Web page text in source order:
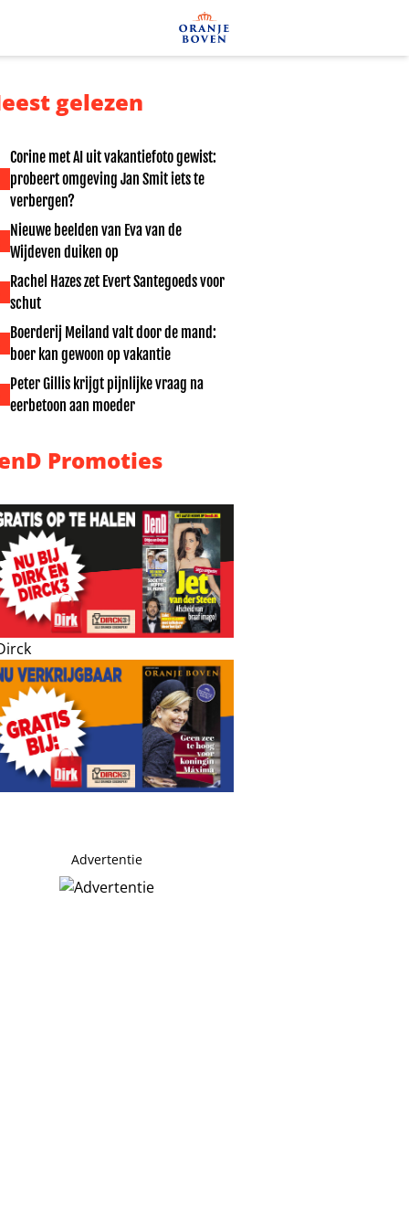
gelezen
Corine met AI uit vakantiefoto gewist:
probeert omgeving Jan Smit iets te
verbergen?
Nieuwe beelden van Eva van de
Wijdeven duiken op
Rachel Hazes zet Evert Santegoeds voor
schut
Boerderij Meiland valt door de mand:
boer kan gewoon op vakantie
Peter Gillis krijgt pijnlijke vraag na
eerbetoon aan moeder
Promoties
Advertentie